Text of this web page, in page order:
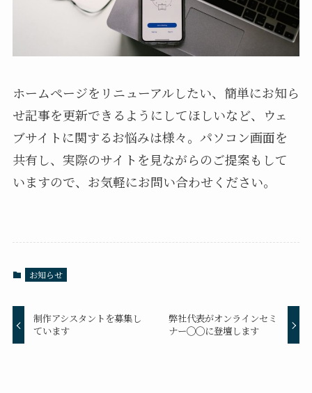
ホームページをリニューアルしたい、簡単にお知ら
せ記事を更新できるようにしてほしいなど、ウェ
ブサイトに関するお悩みは様々。パソコン画面を
共有し、実際のサイトを見ながらのご提案もして
いますので、お気軽にお問い合わせください。
お知らせ
制作アシスタントを募集し
ています
弊社代表がオンラインセミ
ナー◯◯に登壇します